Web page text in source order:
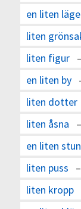
en liten
liten
liten figur
en liten by
liten dotter
liten åsna
en liten
liten puss –
liten kropp